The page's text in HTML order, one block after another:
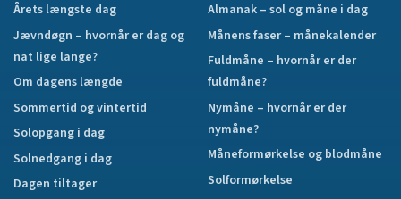
Årets længste dag
Jævndøgn – hvornår er dag og
nat lige lange?
Om dagens længde
Sommertid og vintertid
Solopgang i dag
Solnedgang i dag
Dagen tiltager
Almanak – sol og måne i dag
Månens faser – månekalender
Fuldmåne – hvornår er der
fuldmåne?
Nymåne – hvornår er der
nymåne?
Måneformørkelse og blodmåne
Solformørkelse